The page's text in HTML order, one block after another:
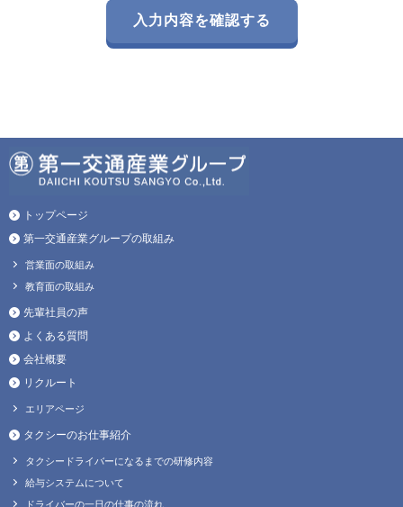
トップページ
第一交通産業グループの取組み
営業面の取組み
教育面の取組み
先輩社員の声
よくある質問
会社概要
リクルート
エリアページ
タクシーのお仕事紹介
タクシードライバーになるまでの研修内容
給与システムについて
ドライバーの一日の仕事の流れ